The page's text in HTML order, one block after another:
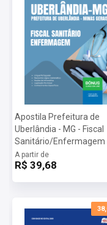
Apostila Prefeitura de
Uberlândia - MG - Fiscal
Sanitário/Enfermagem
A partir de
R$ 39,68